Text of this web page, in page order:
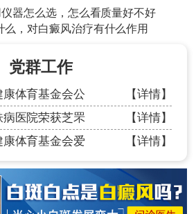
器怎么选，怎么看质量好不好
么，对白癜风治疗有什么作用
党群工作
体育基金会公
【详情】
医院荣获芝罘
【详情】
体育基金会爱
【详情】